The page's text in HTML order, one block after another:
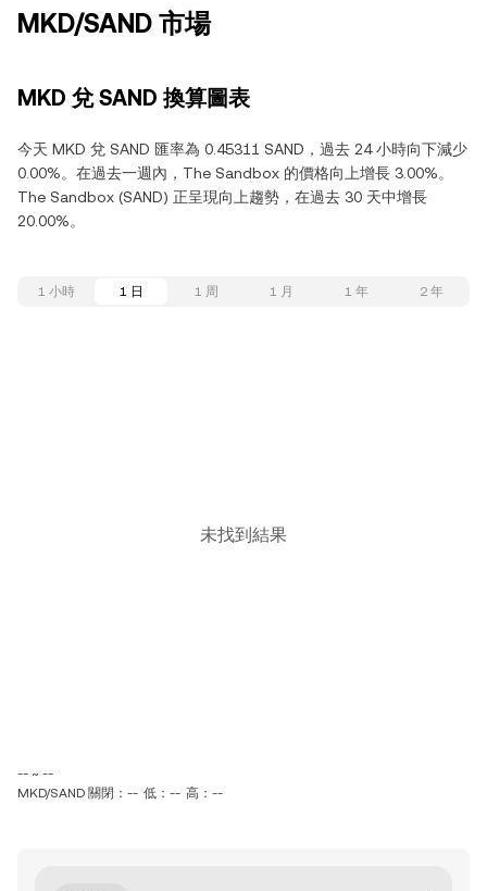
MKD/SAND 市場
MKD 兌 SAND 換算圖表
今天 MKD 兌 SAND 匯率為 0.45311 SAND，過去 24 小時向下減少
0.00%。在過去一週內，The Sandbox 的價格向上增長 3.00%。
The Sandbox (SAND) 正呈現向上趨勢，在過去 30 天中增長
20.00%。
1 小時 1 日 1 周 1 月 1 年 2 年
未找到結果
-- ~ --
MKD/SAND 關閉：-- 低：-- 高：--